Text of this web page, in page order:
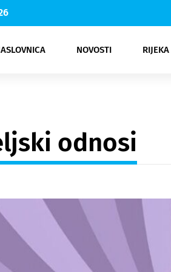
NOVOSTI
Rijeka Opatija
NK
Moda
Kultura
odnosi